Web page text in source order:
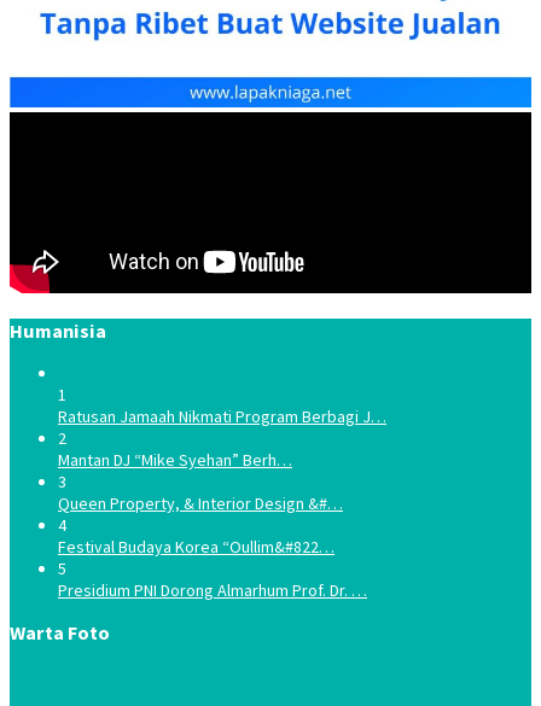
Humanisia
1
Ratusan Jamaah Nikmati Program Berbagi J…
2
Mantan DJ “Mike Syehan” Berh…
3
Queen Property, & Interior Design &#…
4
Festival Budaya Korea “Oullim&#822…
5
Presidium PNI Dorong Almarhum Prof. Dr. …
Warta Foto